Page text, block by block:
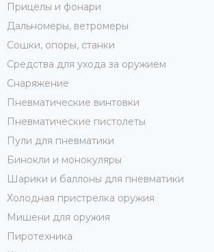
Прицелы и фонари
Дальномеры, ветромеры
Сошки, опоры, станки
Средства для ухода за оружием
Снаряжение
Пневматические винтовки
Пневматические пистолеты
Пули для пневматики
Бинокли и монокуляры
Шарики и баллоны для пневматики
Холодная пристрелка оружия
Мишени для оружия
Пиротехника